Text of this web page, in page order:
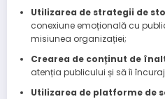
Utilizarea de strategii de
conexiune emoțională cu
misiunea organizației;
Crearea de conținut de
atenția publicului și să îi
Utilizarea de platforme de